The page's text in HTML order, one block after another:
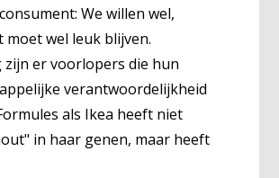
We willen wel,
moet wel leuk blijven.
zijn er voorlopers die hun
verantwoordelijkheid
als Ikea heeft niet
in haar genen, maar heeft